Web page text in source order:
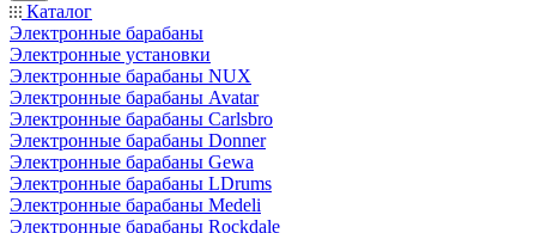
Каталог
Электронные барабаны
Электронные установки
Электронные барабаны NUX
Электронные барабаны Avatar
Электронные барабаны Carlsbro
Электронные барабаны Donner
Электронные барабаны Gewa
Электронные барабаны LDrums
Электронные барабаны Medeli
Электронные барабаны Rockdale